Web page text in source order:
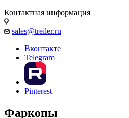
Контактная информация
sales@treiler.ru
Вконтакте
Telegram
Pinterest
Фаркопы